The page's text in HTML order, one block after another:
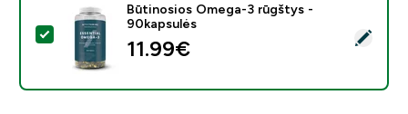
Pasirinkti šį produktą - Būtinosios Omega-3 rūgštys -
Būtinosios Omega-3 rūgštys -
90kapsulės
11.99€‎